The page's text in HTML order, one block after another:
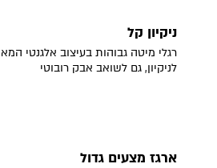
ניקיון קל
רגלי מיטה גבוהות בעיצוב אלגנטי
לניקיון, גם לשואב אבק רובוטי
ארגז מצעים גדול